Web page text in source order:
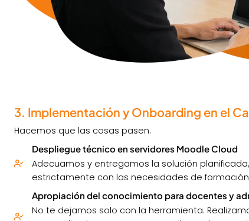
3. Implementación y Onboarding en el
Hacemos que las cosas pasen.
Despliegue técnico en servidores Moodle Cloud
Adecuamos y entregamos la solución
estrictamente con las necesidades de
Apropiación del conocimiento para docentes y
No te dejamos solo con la herramienta.